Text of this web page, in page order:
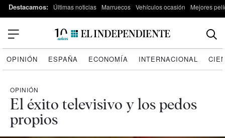
Destacamos: Últimas noticias Marruecos Vehículos ocasión Mejores
OPINIÓN ESPAÑA ECONOMÍA INTERNACIONAL
OPINIÓN
El éxito televisivo y los pedos
propios